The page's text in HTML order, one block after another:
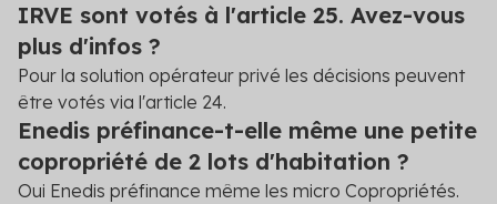
IRVE sont votés à l'article 25. Avez-vous
plus d'infos ?
Pour la solution opérateur privé les décisions peuvent
être votés via l'article 24.
Enedis préfinance-t-elle même une petite
copropriété de 2 lots d'habitation ?
Oui Enedis préfinance même les micro Copropriétés.